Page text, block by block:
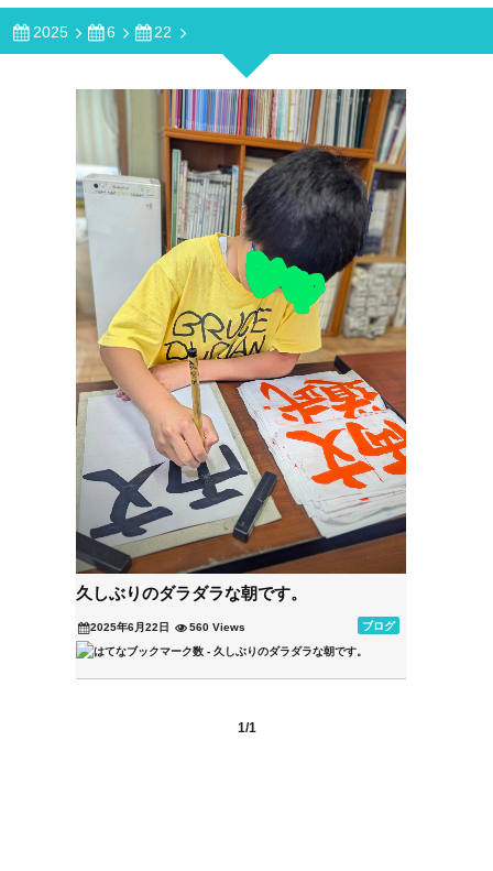
2025 6 22
久しぶりのダラダラな朝です。
2025年6月22日 ブログ
560 Views
1/1